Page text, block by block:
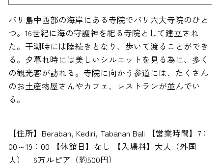
バリ島中西部の海岸にある寺院でバリ六大寺院のひと
つ。16世紀に海の守護神を祀る寺院として建立され
た。干潮時には陸続きとなり、歩いて渡ることができ
る。夕暮れ時には美しいシルエットを見る為に、多く
の観光客が訪れる。寺院に向かう参道には、たくさん
のお土産物屋さんやカフェ、レストランが並んでい
る。
【住所】Beraban, Kediri, Tabanan Bali 【営業時間】7：
00～19：00 【休館日】なし 【入場料】大人（外国
人） 6万ルピア（約500円）